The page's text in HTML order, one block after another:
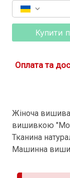
Купити
Оплата та
Жіноча
вишивкою
Тканина
Машинна